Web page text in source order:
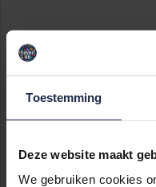
Toestemming
Deze website maakt
We gebruiken cookies